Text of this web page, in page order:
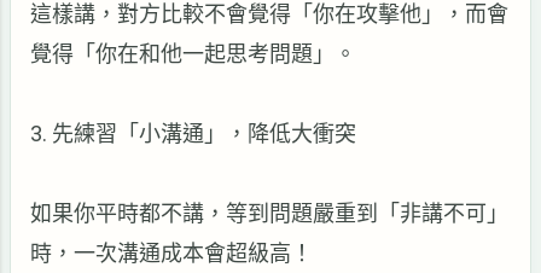
這樣講，對方比較不會覺得「你在攻擊他」，而會
覺得「你在和他一起思考問題」。
3. 先練習「小溝通」，降低大衝突
如果你平時都不講，等到問題嚴重到「非講不可」
時，一次溝通成本會超級高！